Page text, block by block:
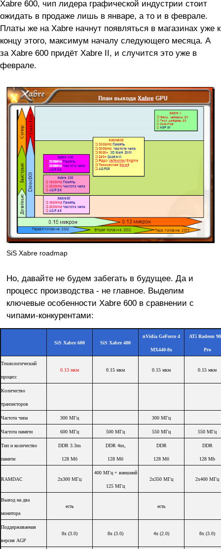
Xabre 600, чип лидера графической индустрии стоит
ожидать в продаже лишь в январе, а то и в феврале.
Платы же на Xabre начнут появляться в магазинах уже к
концу этого, максимум началу следующего месяца. А
за Xabre 600 придёт Xabre II, и случится это уже в
феврале.
SiS Xabre roadmap
Но, давайте не будем забегать в будущее. Да и
процесс производства - не главное. Выделим
ключевые особенности Xabre 600 в сравнении с
чипами-конкурентами:
SiS Xabre 600 SiS Xabre 400
nVidia GeForce 4
MX440-8x
ATi Radeon
Pro
Технологический
процесс
0.13 мкм 0.15 мкм 0.15 мкм 0.15 мкм
Количество
транзисторов
Частота чипа 300 МГц 300 МГц
Частота памяти 600 МГц 500 МГц 550 МГц 550 МГц
Тип и количество
памяти
DDR 3.3ns
128 Мб
DDR 4ns,
128 Мб
DDR
128 Мб
DDR
128 Mb
RAMDAC 2x300 МГц
400 МГц + внешний
125 МГц
2x350 МГц 2x400 МГц
Вывод на два
монитора
есть есть
Поддерживаемая
версия AGP
8x (3.0) 8x (3.0) 4x (2.0) 8x (3.0)